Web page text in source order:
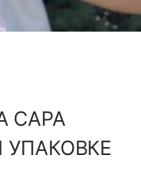
САРА
УПАКОВКЕ